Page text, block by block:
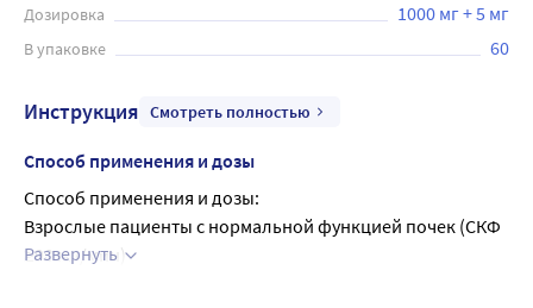
Дозировка 1000 мг + 5 мг
В упаковке 60
Инструкция Смотреть полностью
Способ применения и дозы
Способ применения и дозы:
Взрослые пациенты с нормальной функцией почек (СКФ
≥90 мл/мин)
Развернуть